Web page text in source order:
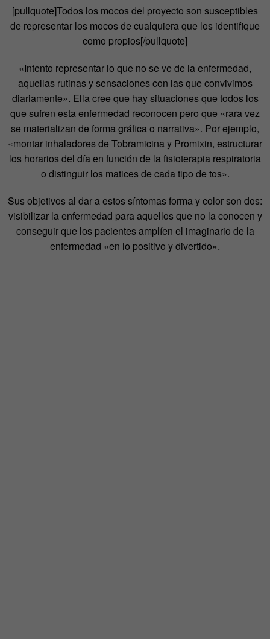
[pullquote]Todos los mocos del proyecto son susceptibles
de representar los mocos de cualquiera que los identifique
como propios[/pullquote]
«Intento representar lo que no se ve de la enfermedad,
aquellas rutinas y sensaciones con las que convivimos
diariamente». Ella cree que hay situaciones que todos los
que sufren esta enfermedad reconocen pero que «rara vez
se materializan de forma gráfica o narrativa». Por ejemplo,
«montar inhaladores de Tobramicina y Promixin, estructurar
los horarios del día en función de la fisioterapia respiratoria
o distinguir los matices de cada tipo de tos».
Sus objetivos al dar a estos síntomas forma y color son dos:
visibilizar la enfermedad para aquellos que no la conocen y
conseguir que los pacientes amplíen el imaginario de la
enfermedad «en lo positivo y divertido».